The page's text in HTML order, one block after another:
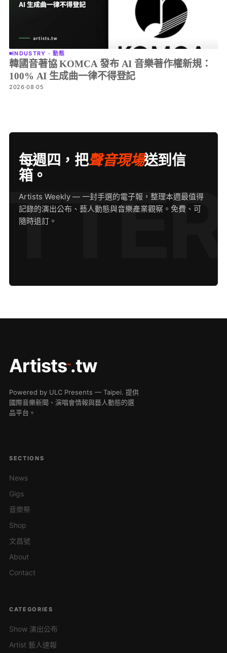
INDUSTRY · 動態
韓國音著協 KOMCA 發布 AI 音樂著作權新規：
100% AI 生成曲一律不得登記
2026·08·05
每週四，把聲音現場送到信
箱。
Artists Weekly — 一封手選的電子報，整理本週最值得
記錄的演出公布、藝人動態與音樂產業觀察。免費、可
隨時退訂。
Artists™.tw
Powered by ULC Presents — Taipei. 提供
國際音樂新聞、演唱會情報與藝人動態的選
品平台。
SECTIONS
News
Gigs
音樂祭
Shop
文昌號
About
Contact
CATEGORIES
Show 演出公布
Artist 藝人速報